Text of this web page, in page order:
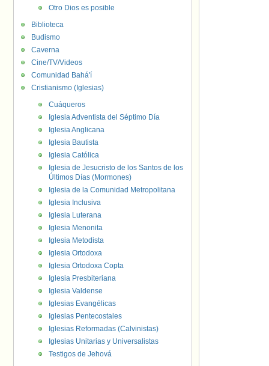
Otro Dios es posible
Biblioteca
Budismo
Caverna
Cine/TV/Videos
Comunidad Bahá'í
Cristianismo (Iglesias)
Cuáqueros
Iglesia Adventista del Séptimo Día
Iglesia Anglicana
Iglesia Bautista
Iglesia Católica
Iglesia de Jesucristo de los Santos de los
Últimos Días (Mormones)
Iglesia de la Comunidad Metropolitana
Iglesia Inclusiva
Iglesia Luterana
Iglesia Menonita
Iglesia Metodista
Iglesia Ortodoxa
Iglesia Ortodoxa Copta
Iglesia Presbiteriana
Iglesia Valdense
Iglesias Evangélicas
Iglesias Pentecostales
Iglesias Reformadas (Calvinistas)
Iglesias Unitarias y Universalistas
Testigos de Jehová